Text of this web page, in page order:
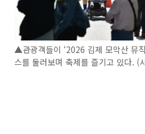
▲관광객들이 ‘2026 김제 모악산 뮤
스를 둘러보며 축제를 즐기고 있다. (